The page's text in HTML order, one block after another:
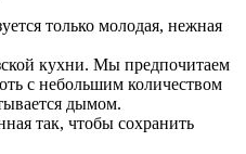
только молодая, нежная
кухни. Мы предпочитаем
с небольшим количеством
дымом.
так, чтобы сохранить